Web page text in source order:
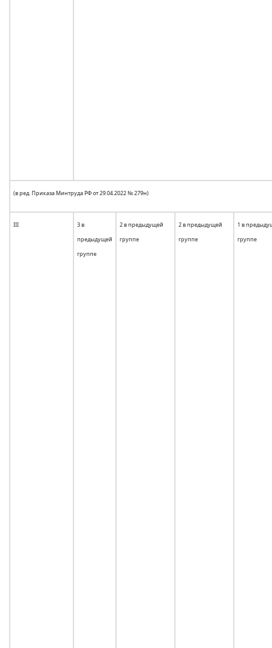
(в ред. Приказа Минтруда РФ от 29.04.2022 № 279н)
III
3 в
предыдущей
группе
2 в предыдущей
группе
2 в предыдущей
группе
1 в
группе